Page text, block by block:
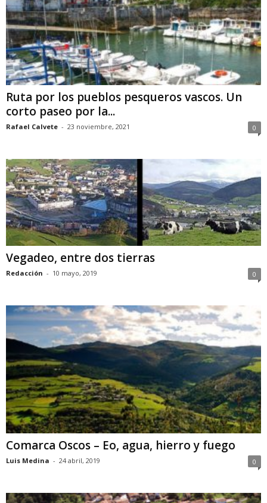
Ruta por los pueblos pesqueros vascos. Un
corto paseo por la...
Rafael Calvete - 23 noviembre, 2021 0
Vegadeo, entre dos tierras
Redacción - 10 mayo, 2019 0
Comarca Oscos – Eo, agua, hierro y fuego
Luis Medina - 24 abril, 2019 0